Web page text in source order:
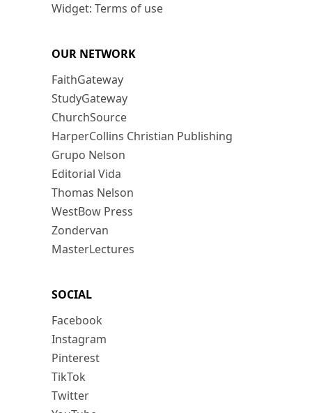
Widget: Terms of use
OUR NETWORK
FaithGateway
StudyGateway
ChurchSource
HarperCollins Christian Publishing
Grupo Nelson
Editorial Vida
Thomas Nelson
WestBow Press
Zondervan
MasterLectures
SOCIAL
Facebook
Instagram
Pinterest
TikTok
Twitter